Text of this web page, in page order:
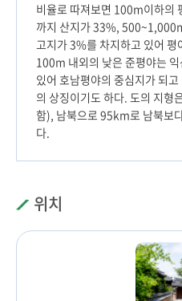
비율로 따져보면 100m이하
까지 산지가 33%,
고지가 3%를 차지하고 있어
100m 내외의 낮은 준평야는
있어 호남평야의 중심지가 되
의 상징이기도 하다. 도의 지
함), 남북으로 95km로 남북보
다.
위치